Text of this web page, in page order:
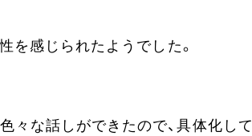
を感じられたようでした。
々な話しができたので、具体化して